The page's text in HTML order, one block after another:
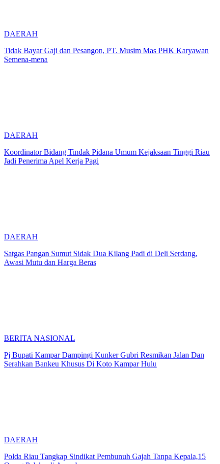
DAERAH
Tidak Bayar Gaji dan Pesangon, PT. Musim Mas PHK Karyawan
Semena-mena
DAERAH
Koordinator Bidang Tindak Pidana Umum Kejaksaan Tinggi Riau
Jadi Penerima Apel Kerja Pagi
DAERAH
Satgas Pangan Sumut Sidak Dua Kilang Padi di Deli Serdang,
Awasi Mutu dan Harga Beras
BERITA NASIONAL
Pj Bupati Kampar Dampingi Kunker Gubri Resmikan Jalan Dan
Serahkan Bankeu Khusus Di Koto Kampar Hulu
DAERAH
Polda Riau Tangkap Sindikat Pembunuh Gajah Tanpa Kepala,15